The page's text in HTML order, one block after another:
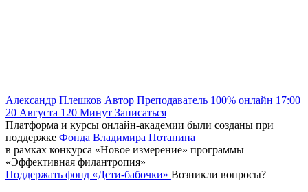
Александр Плешков Автор Преподаватель 100% онлайн 17:00
20 Августа 120 Минут Записаться
Платформа и курсы онлайн-академии были созданы при
поддержке Фонда Владимира Потанина
в рамках конкурса «Новое измерение» программы
«Эффективная филантропия»
Поддержать фонд «Дети-бабочки» Возникли вопросы?